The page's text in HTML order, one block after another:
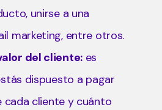
unirse a una
marketing, entre otros.
del cliente:es
dispuesto a pagar
cada cliente y cuánto